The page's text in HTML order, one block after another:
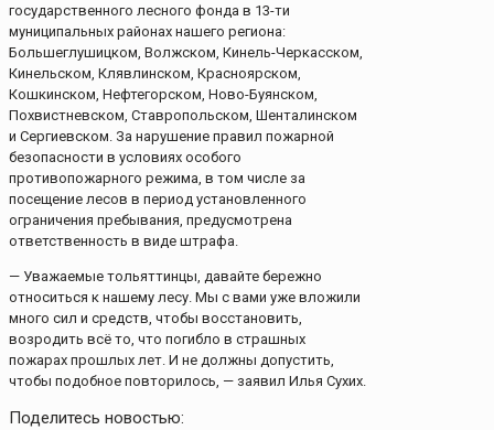
государственного лесного фонда в 13-ти
муниципальных районах нашего региона:
Большеглушицком, Волжском, Кинель-Черкасском,
Кинельском, Клявлинском, Красноярском,
Кошкинском, Нефтегорском, Ново-Буянском,
Похвистневском, Ставропольском, Шенталинском
и Сергиевском. За нарушение правил пожарной
безопасности в условиях особого
противопожарного режима, в том числе за
посещение лесов в период установленного
ограничения пребывания, предусмотрена
ответственность в виде штрафа.
— Уважаемые тольяттинцы, давайте бережно
относиться к нашему лесу. Мы с вами уже вложили
много сил и средств, чтобы восстановить,
возродить всё то, что погибло в страшных
пожарах прошлых лет. И не должны допустить,
чтобы подобное повторилось, — заявил Илья Сухих.
Поделитесь новостью: